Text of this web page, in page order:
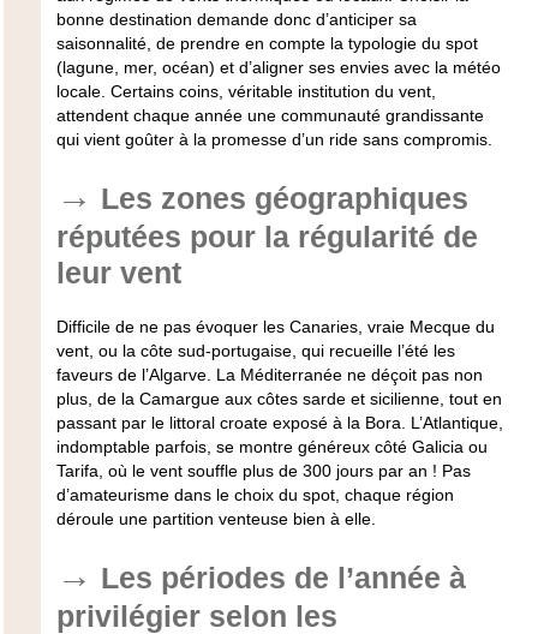
bonne destination demande donc d’anticiper sa
saisonnalité, de prendre en compte la typologie du spot
(lagune, mer, océan) et d’aligner ses envies avec la météo
locale. Certains coins, véritable institution du vent,
attendent chaque année une communauté grandissante
qui vient goûter à la promesse d’un ride sans compromis.
Les zones géographiques
réputées pour la régularité de
leur vent
Difficile de ne pas évoquer les Canaries, vraie Mecque du
vent, ou la côte sud-portugaise, qui recueille l’été les
faveurs de l’Algarve. La Méditerranée ne déçoit pas non
plus, de la Camargue aux côtes sarde et sicilienne, tout en
passant par le littoral croate exposé à la Bora. L’Atlantique,
indomptable parfois, se montre généreux côté Galicia ou
Tarifa, où le vent souffle plus de 300 jours par an ! Pas
d’amateurisme dans le choix du spot, chaque région
déroule une partition venteuse bien à elle.
Les périodes de l’année à
privilégier selon les